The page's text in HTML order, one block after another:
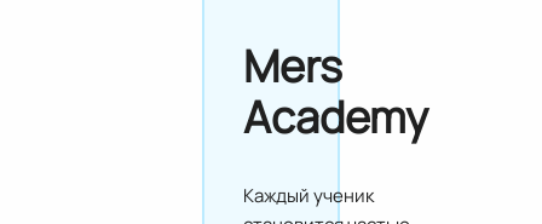
Mers
Academy
Каждый ученик